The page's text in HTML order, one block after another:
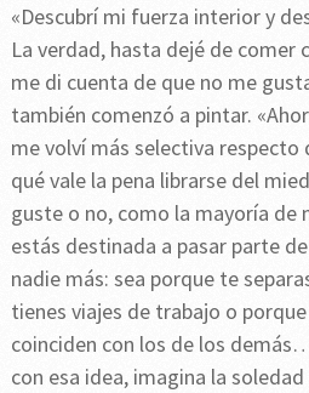
«Descubrí mi fuerza interior y
La verdad, hasta dejé de comer
me di cuenta de que no me
también comenzó a pintar.
me volví más selectiva respecto
qué vale la pena librarse del
guste o no, como la mayoría de
estás destinada a pasar parte
nadie más: sea porque te
tienes viajes de trabajo o
coinciden con los de los
con esa idea, imagina la